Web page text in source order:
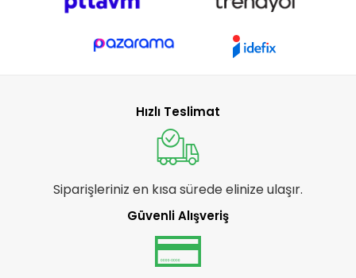
Hızlı Teslimat
Siparişleriniz en kısa sürede elinize ulaşır.
Güvenli Alışveriş